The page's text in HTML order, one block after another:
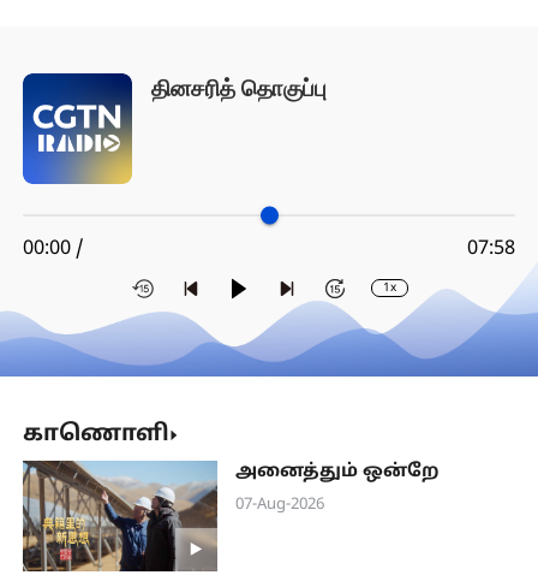
தினசரித் தொகுப்பு
00:00 / 07:58
1x
காணொளி
அனைத்தும் ஒன்றே
07-Aug-2026